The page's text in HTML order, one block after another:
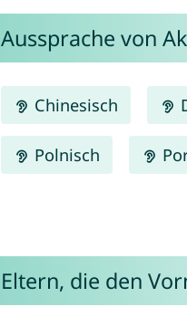
Aussprache von
Chinesisch
Polnisch
Eltern, die den